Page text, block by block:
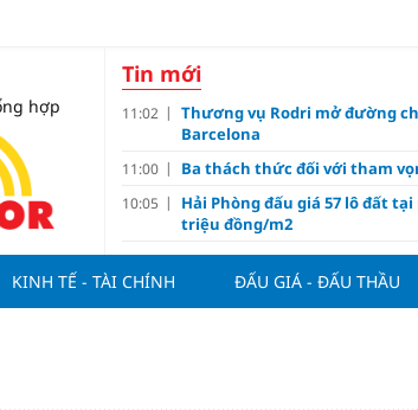
hợp
Tin mới
11:02
Thương vụ Rodri mở đường
Barcelona
11:00 Ba thách thức đối với tham
10:05
Hải Phòng đấu giá 57 lô đất
triệu đồng/m2
09:10 Đề xuất nghỉ 4 ngày liên tục
09:00 “Chìa khóa” triển khai ESG
KINH TẾ - TÀI CHÍNH ĐẤU GIÁ - ĐẤU THẦU